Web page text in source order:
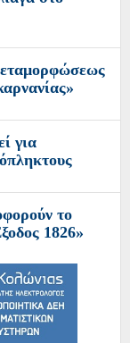
για
το
1826»